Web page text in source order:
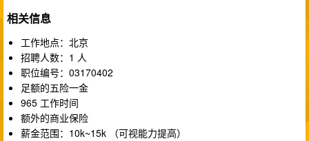
相关信息
工作地点：北京
招聘人数：1 人
职位编号：03170402
足额的五险一金
965 工作时间
额外的商业保险
薪金范围：10k~15k （可视能力提高）